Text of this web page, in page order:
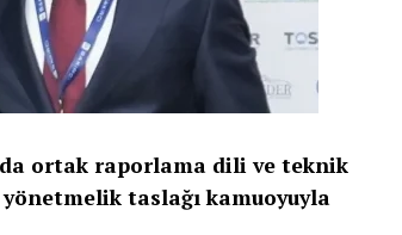
bina teknolojileri artık yalnızca
geçti. Günümüzde bu sistemler; enerji
destekleyen ve dijital dönüşümü
daha akıllı, daha verimli ve
sürdürüyoruz.” ifadelerini
ortak raporlama dili ve teknik
taslağı kamuoyuyla